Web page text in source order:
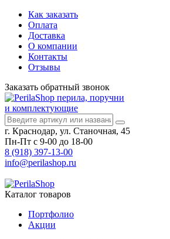
Как заказать
Оплата
Доставка
О компании
Контакты
Отзывы
Заказать обратный звонок
перила, поручни
и комплектующие
г. Краснодар, ул. Станочная, 45
Пн-Пт с 9-00 до 18-00
8 (918) 397-13-00
info@perilashop.ru
Каталог товаров
Портфолио
Акции